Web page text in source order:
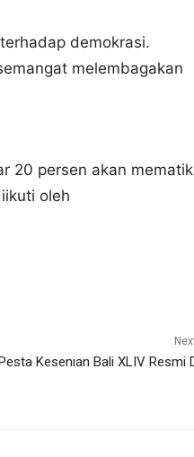
demokrasi.
melembagakan
20 persen akan
oleh
Kesenian Bali XLIV Resmi